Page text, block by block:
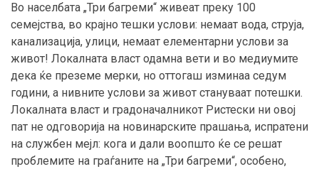
Во населбата „Три багреми“ живеат преку 100
семејства, во крајно тешки услови: немаат вода, струја,
канализација, улици, немаат елементарни услови за
живот! Локалната власт одамна вети и во медиумите
дека ќе преземе мерки, но оттогаш изминаа седум
години, а нивните услови за живот стануваат потешки.
Локалната власт и градоначалникот Ристески ни овој
пат не одговорија на новинарските прашања, испратени
на службен мејл: кога и дали воопшто ќе се решат
проблемите на граѓаните на „Три багреми“, особено,